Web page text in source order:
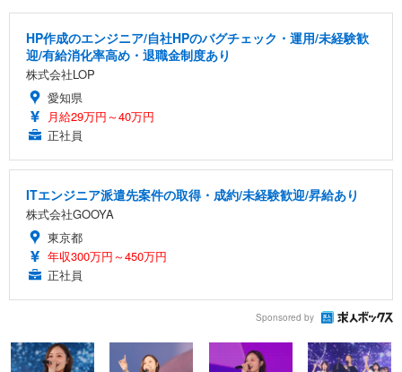
HP作成のエンジニア/自社HPのバグチェック・運用/未経験歓
迎/有給消化率高め・退職金制度あり
株式会社LOP
愛知県
月給29万円～40万円
正社員
ITエンジニア派遣先案件の取得・成約/未経験歓迎/昇給あり
株式会社GOOYA
東京都
年収300万円～450万円
正社員
Sponsored by